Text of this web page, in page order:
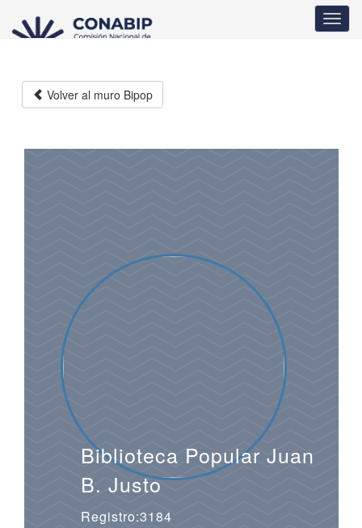
contenido
Volver al muro Bipop
Biblioteca Popular Juan
B. Justo
Registro:3184